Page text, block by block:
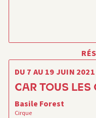
DU 7 AU 19 JUIN 2021
CAR TOUS
Basile Forest
Cirque